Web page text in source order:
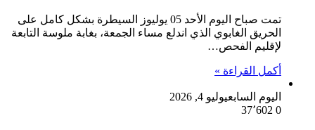
تمت صباح اليوم الأحد 05 يوليوز السيطرة بشكل كامل على
الحريق الغابوي الذي اندلع مساء الجمعة، بغابة ملوسة التابعة
لإقليم الفحص…
أكمل القراءة »
اليوم السابعيوليو 4, 2026
0